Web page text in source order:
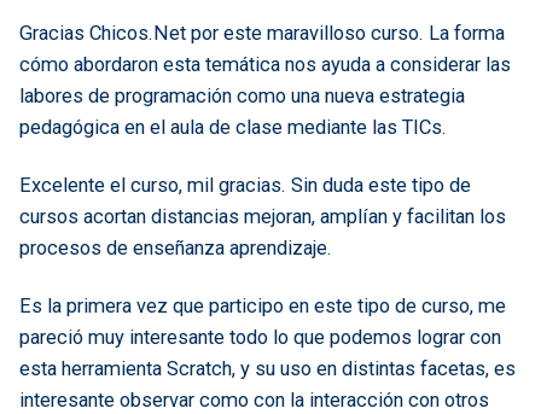
Gracias Chicos.Net por este maravilloso curso. La forma
cómo abordaron esta temática nos ayuda a considerar las
labores de programación como una nueva estrategia
pedagógica en el aula de clase mediante las TICs.
Excelente el curso, mil gracias. Sin duda este tipo de
cursos acortan distancias mejoran, amplían y facilitan los
procesos de enseñanza aprendizaje.
Es la primera vez que participo en este tipo de curso, me
pareció muy interesante todo lo que podemos lograr con
esta herramienta Scratch, y su uso en distintas facetas, es
interesante observar como con la interacción con otros